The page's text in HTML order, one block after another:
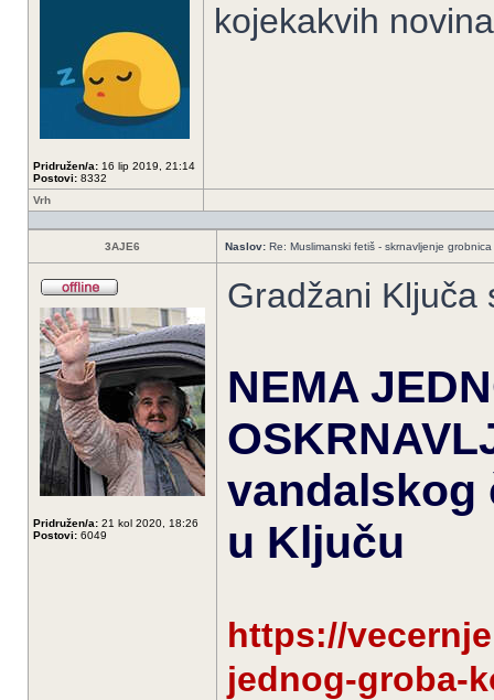
Pridružen/a: 16 lip 2019, 21:14
Postovi: 8332
kojekakvih
Vrh
3AJE6 Naslov: Re: Muslimanski fetiš - skrnavljenje
Pridružen/a: 21 kol 2020, 18:26
Postovi: 6049
Gradžani Ključa
NEMA
vandalskog
u Ključu
https://
jednog-groba-